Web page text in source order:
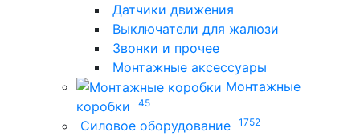
Датчики движения
Выключатели для жалюзи
Звонки и прочее
Монтажные аксессуары
Монтажные
коробки
45
Силовое оборудование 1752